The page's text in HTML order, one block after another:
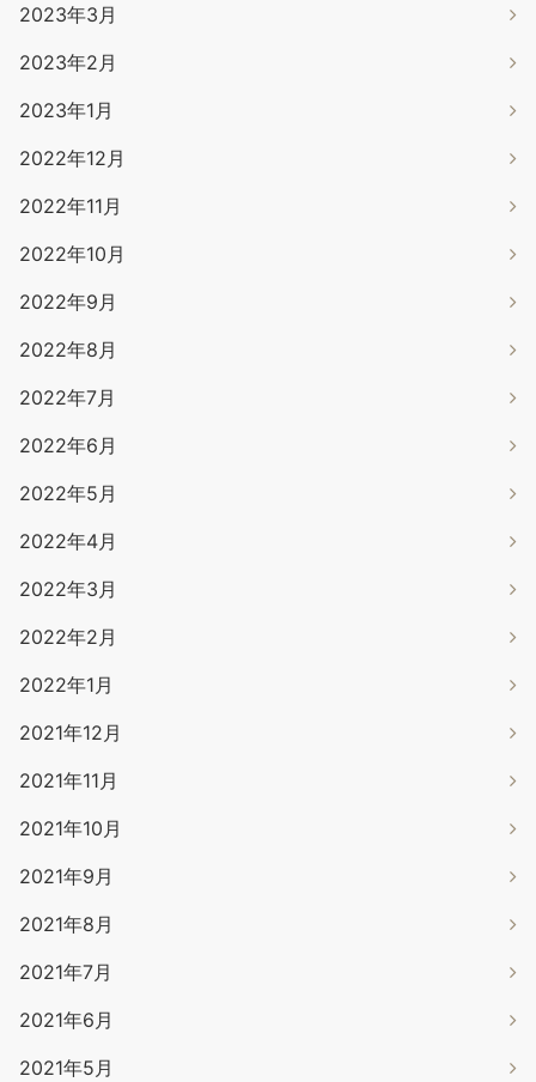
2023年3月
2023年2月
2023年1月
2022年12月
2022年11月
2022年10月
2022年9月
2022年8月
2022年7月
2022年6月
2022年5月
2022年4月
2022年3月
2022年2月
2022年1月
2021年12月
2021年11月
2021年10月
2021年9月
2021年8月
2021年7月
2021年6月
2021年5月